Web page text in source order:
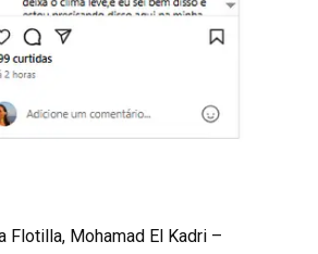
Flotilla, Mohamad El Kadri –